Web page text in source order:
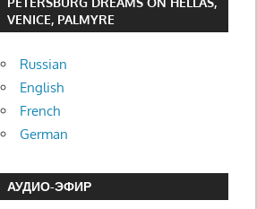
VENICE, PALMYRE
Russian
English
French
German
АУДИО-ЭФИР